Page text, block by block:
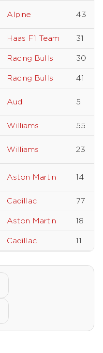
Alpine 43
Haas F1 Team 31
Racing Bulls 30
Racing Bulls 41
Audi 5
Williams 55
Williams 23
Aston Martin 14
Cadillac 77
Aston Martin 18
Cadillac 11